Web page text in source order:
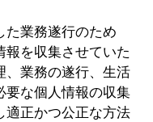
業務遂行のため
報を収集させていた
、業務の遂行、生活
要な個人情報の収集
適正かつ公正な方法